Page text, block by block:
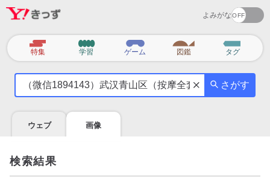
よみがな
カ
テ
特集 学習 ゲーム 図鑑 タグ
気
を
調
べ
さがす
ウェブ 画像
検索結果